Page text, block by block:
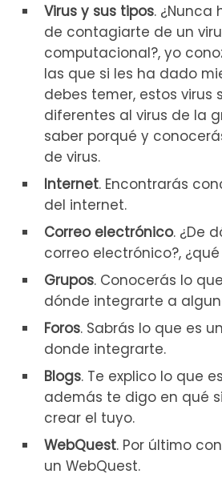
Virus y sus tipos. ¿Nunca
de contagiarte de un
computacional?, yo
las que si les ha dado
debes temer, estos virus
diferentes al virus de la
saber porqué y
de virus.
Internet. Encontrarás
del internet.
Correo electrónico. ¿De
correo electrónico?, ¿qué
Grupos. Conocerás lo
dónde integrarte a
Foros. Sabrás lo que es
donde integrarte.
Blogs. Te explico lo que
además te digo en qué
crear el tuyo.
WebQuest. Por último
un WebQuest.